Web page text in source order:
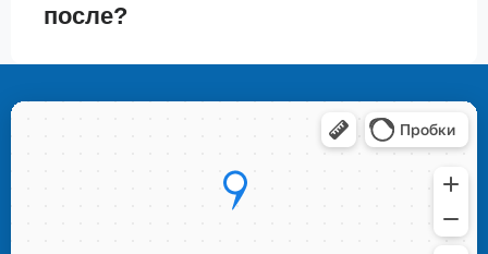
после?